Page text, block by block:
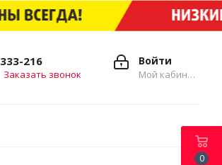
Войти
Мой кабинет
333-216
Заказать звонок
0